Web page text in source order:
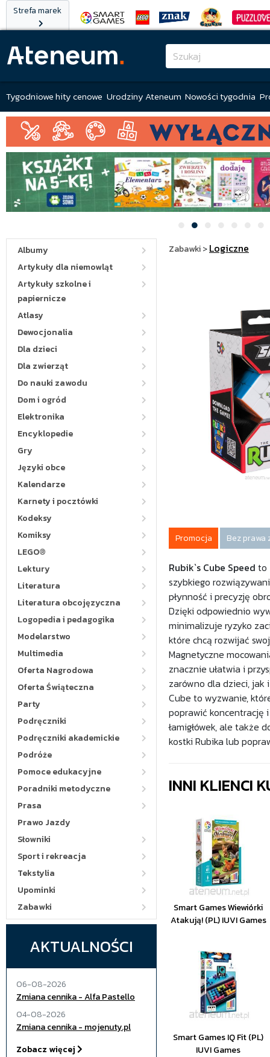
Strefa marek
Tygodniowe hity cenowe Urodziny Ateneum Nowości tygodnia
Albumy
Artykuły dla niemowląt
Artykuły szkolne i
papiernicze
Atlasy
Dewocjonalia
Dla dzieci
Dla zwierząt
Do nauki zawodu
Dom i ogród
Elektronika
Encyklopedie
Gry
Języki obce
Kalendarze
Karnety i pocztówki
Kodeksy
Komiksy
LEGO®
Lektury
Literatura
Literatura obcojęzyczna
Logopedia i pedagogika
Modelarstwo
Multimedia
Oferta Nagrodowa
Oferta Świąteczna
Party
Podręczniki
Podręczniki akademickie
Podróże
Pomoce edukacyjne
Poradniki metodyczne
Prasa
Prawo Jazdy
Słowniki
Sport i rekreacja
Tekstylia
Upominki
Zabawki
AKTUALNOŚCI
06-08-2026
Zmiana cennika - Alfa Pastello
04-08-2026
Zmiana cennika - mojenuty.pl
Zobacz więcej
Zabawki>Logiczne
Promocja Bez prawa
Rubik`s Cube Speed to
szybkiego
płynność i precyzję
Dzięki odpowiednio
minimalizuje ryzyko
które chcą rozwijać
Magnetyczne
znacznie ułatwia i
zarówno dla dzieci, jak
Cube to wyzwanie,
poprawić koncentrację
łamigłówek, ale także
kostki Rubika lub
INNI KLIENCI
Smart Games Wiewiórki
Atakują! (PL) IUVI Games
Smart Games IQ Fit (PL)
IUVI Games